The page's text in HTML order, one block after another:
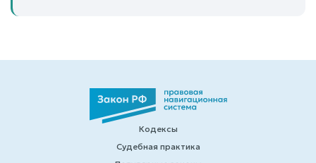
Кодексы
Судебная практика